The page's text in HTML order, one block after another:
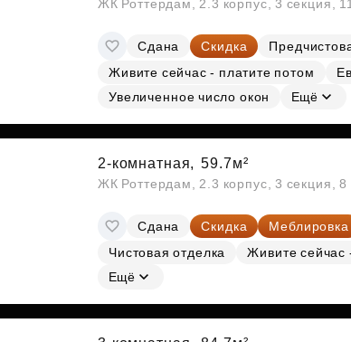
ЖК Роттердам, 2.3 корпус, 3 секция,
Сдана Скидка
Живите сейчас - платите потом
Увеличенное число окон
Ещё
2-комнатная, 59.7м²
ЖК Роттердам, 2.3 корпус, 3 секция,
Сдана Скидка Меблировка
Чистовая отделка
Живите сейчас
Ещё